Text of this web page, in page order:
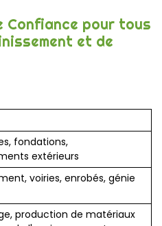
Confiance pour tous
et de
fondations,
extérieurs
voiries, enrobés, génie
production de matériaux